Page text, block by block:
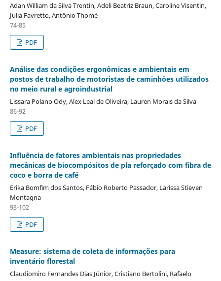
Adan William da Silva Trentin, Adeli Beatriz Braun, Caroline Visentin,
Julia Favretto, Antônio Thomé
74-85
PDF
Análise das condições ergonômicas e ambientais em
postos de trabalho de motoristas de caminhões utilizados
no meio rural e agroindustrial
Lissara Polano Ody, Alex Leal de Oliveira, Lauren Morais da Silva
86-92
PDF
Influência de fatores ambientais nas propriedades
mecânicas de biocompósitos de pla reforçado com fibra de
coco e borra de café
Erika Bomfim dos Santos, Fábio Roberto Passador, Larissa Stieven
Montagna
93-102
PDF
Measure: sistema de coleta de informações para
inventário florestal
Claudiomiro Fernandes Dias Júnior, Cristiano Bertolini, Rafaelo